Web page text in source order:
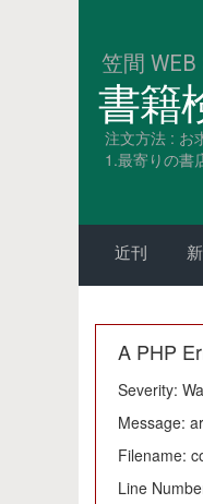
笠間 WEB
書籍
注文方法 : お
1.最寄りの書
近刊
A PHP
Severity:
Message:
Filename:
Line